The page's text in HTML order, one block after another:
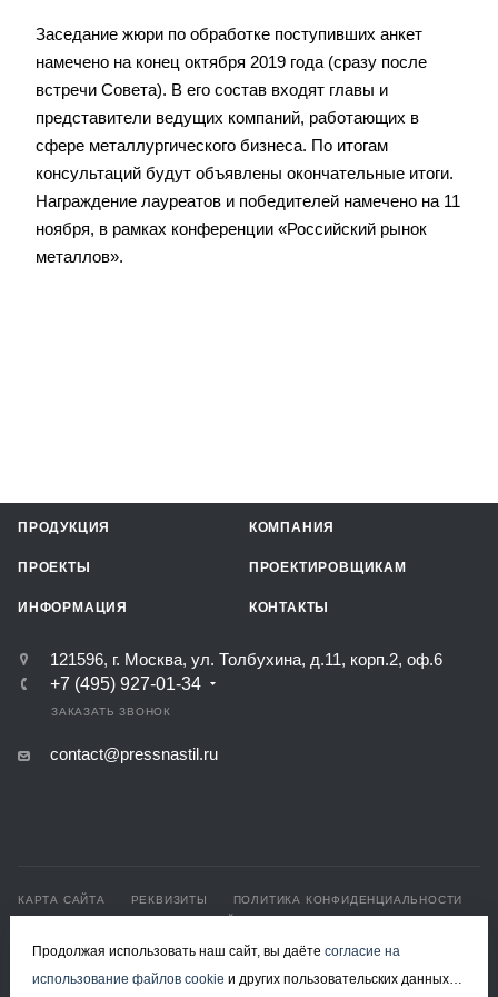
Заседание жюри по обработке поступивших анкет
намечено на конец октября 2019 года (сразу после
встречи Совета). В его состав входят главы и
представители ведущих компаний, работающих в
сфере металлургического бизнеса. По итогам
консультаций будут объявлены окончательные итоги.
Награждение лауреатов и победителей намечено на 11
ноября, в рамках конференции «Российский рынок
металлов».
ПРОДУКЦИЯ КОМПАНИЯ
ПРОЕКТЫ ПРОЕКТИРОВЩИКАМ
ИНФОРМАЦИЯ КОНТАКТЫ
121596, г. Москва, ул. Толбухина, д.11, корп.2, оф.6
+7 (495) 927-01-34
ЗАКАЗАТЬ ЗВОНОК
contact@pressnastil.ru
КАРТА САЙТА РЕКВИЗИТЫ
ПОЛИТИКА КОНФИДЕНЦИАЛЬНОСТИ
Продолжая использовать наш сайт, вы даёте согласие на
использование файлов cookie